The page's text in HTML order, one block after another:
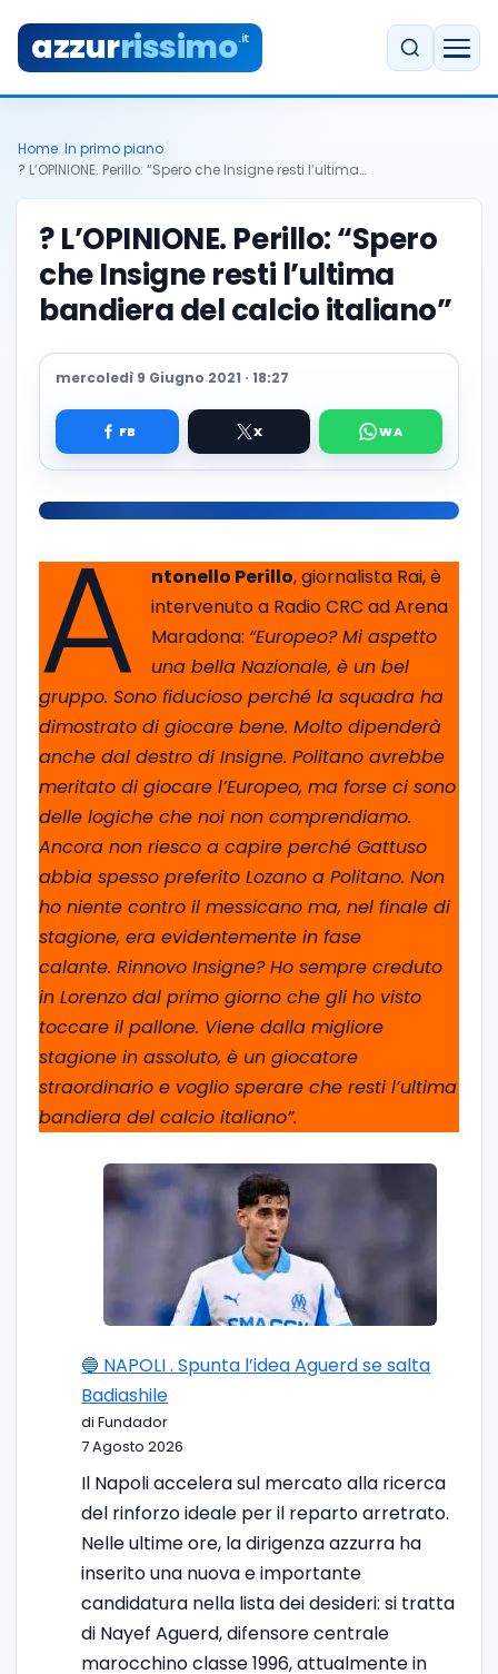
azzurrissimo.it
Home In primo piano
? L’OPINIONE. Perillo: “Spero che Insigne resti l’ultima…
? L’OPINIONE. Perillo: “Spero
che Insigne resti l’ultima
bandiera del calcio italiano”
mercoledì 9 Giugno 2021 · 18:27
A ntonello Perillo, giornalista Rai, è
intervenuto a Radio CRC ad Arena
Maradona: “Europeo? Mi aspetto
una bella Nazionale, è un bel
gruppo. Sono fiducioso perché la squadra ha
dimostrato di giocare bene. Molto dipenderà
anche dal destro di Insigne. Politano avrebbe
meritato di giocare l’Europeo, ma forse ci sono
delle logiche che noi non comprendiamo.
Ancora non riesco a capire perché Gattuso
abbia spesso preferito Lozano a Politano. Non
ho niente contro il messicano ma, nel finale di
stagione, era evidentemente in fase
calante. Rinnovo Insigne? Ho sempre creduto
in Lorenzo dal primo giorno che gli ho visto
toccare il pallone. Viene dalla migliore
stagione in assoluto, è un giocatore
straordinario e voglio sperare che resti l’ultima
bandiera del calcio italiano”.
🔵 NAPOLI . Spunta l’idea Aguerd se salta
Badiashile
di Fundador
7 Agosto 2026
Il Napoli accelera sul mercato alla ricerca
del rinforzo ideale per il reparto arretrato.
Nelle ultime ore, la dirigenza azzurra ha
inserito una nuova e importante
candidatura nella lista dei desideri: si tratta
di Nayef Aguerd, difensore centrale
marocchino classe 1996, attualmente in